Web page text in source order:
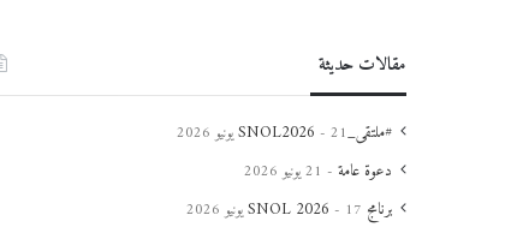
مقالات حديثة
#ملتقى_SNOL202621 يونيو 2026
دعوة عامة 21 يونيو 2026
برنامج SNOL 2026 17 يونيو 2026